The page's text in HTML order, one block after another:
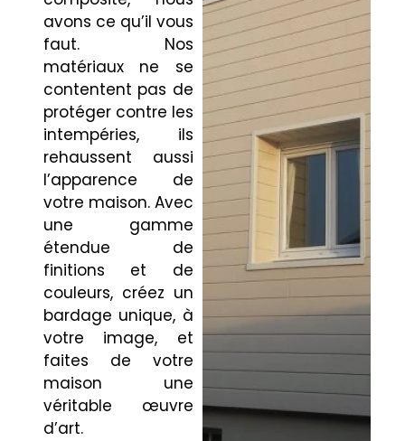
avons ce qu’il vous
faut. Nos
matériaux ne se
contentent pas de
protéger contre les
intempéries, ils
rehaussent aussi
l’apparence de
votre maison. Avec
une gamme
étendue de
finitions et de
couleurs, créez un
bardage unique, à
votre image, et
faites de votre
maison une
véritable œuvre
d’art.